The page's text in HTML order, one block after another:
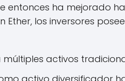
entonces ha mejorado
los inversores
activos
activo diversificador